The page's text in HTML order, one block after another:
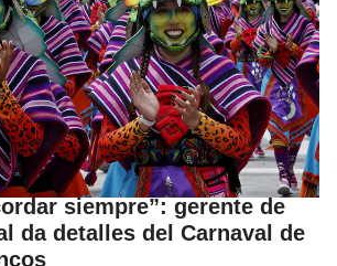
siempre”: gerente de
da detalles del Carnaval de